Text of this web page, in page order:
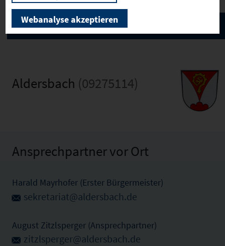
Aldersbach (09275114)
Ansprechpartner vor Ort
Harald Mayrhofer (Erster Bürgermeister)
sekretariat@aldersbach.de
August Zitzlsperger (Ansprechpartner)
zitzlsperger@aldersbach.de
Webanalyse akzeptieren